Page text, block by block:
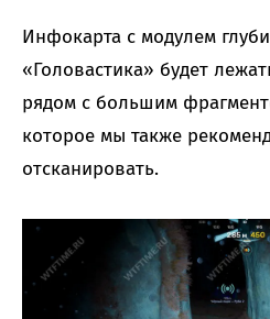
Инфокарта с модулем
«Головастика» будет
рядом с большим
которое мы также
отсканировать.